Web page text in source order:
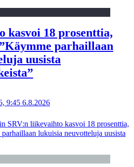
kasvoi 18 prosenttia,
parhaillaan
uusista
9:45 6.8.2026
SRV:n liikevaihto kasvoi 18 prosenttia,
lukuisia neuvotteluja uusista